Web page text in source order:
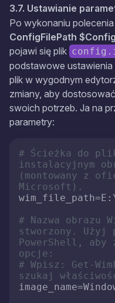
3.7. Ustawianie
Po wykonaniu polecenia
ConfigFilePath
pojawi się plik
podstawowe
plik w wygodnym
zmiany, aby
swoich potrzeb. Ja na
parametry:
# Ścieżka do
instalacyjnym
(montowany z
Microsoft).
wim_file_path
# Nazwa obrazu
stworzony. Użyj
PowerShell, aby
opcje:
# Wpisz: Get-
szukaj
image_name